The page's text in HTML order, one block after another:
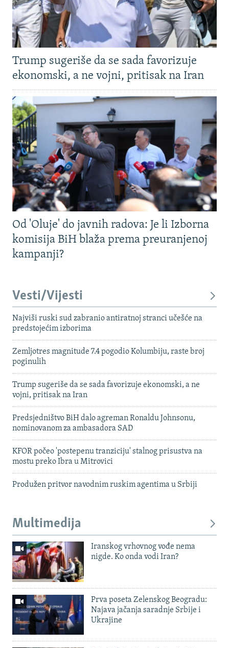
SVE KARTE DEJTONA
NASTANAK I RASPAD JUGOSLAVIJE
Trump sugeriše da se sada favorizuje
ekonomski, a ne vojni, pritisak na Iran
Od 'Oluje' do javnih radova: Je li Izborna
komisija BiH blaža prema preuranjenoj
kampanji?
Vesti/Vijesti
Najviši ruski sud zabranio antiratnoj stranci učešće na
predstojećim izborima
Zemljotres magnitude 7.4 pogodio Kolumbiju, raste broj
poginulih
Trump sugeriše da se sada favorizuje ekonomski, a ne
vojni, pritisak na Iran
Predsjedništvo BiH dalo agreman Ronaldu Johnsonu,
nominovanom za ambasadora SAD
KFOR počeo 'postepenu tranziciju' stalnog prisustva na
mostu preko Ibra u Mitrovici
Produžen pritvor navodnim ruskim agentima u Srbiji
Multimedija
Iranskog vrhovnog vođe nema
nigde. Ko onda vodi Iran?
Prva poseta Zelenskog Beogradu:
Najava jačanja saradnje Srbije i
Ukrajine